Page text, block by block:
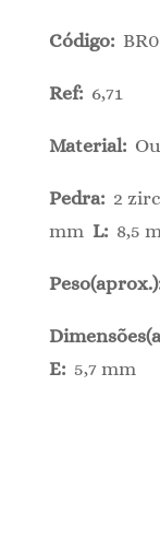
Código:
Ref: 6,71
Material:
Pedra: 2
mm L: 8,5
E: 5,7 mm